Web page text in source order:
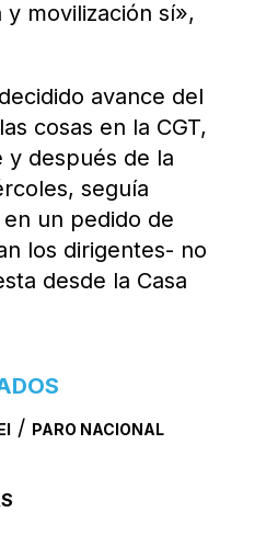
movilización sí»,
avance del
cosas en la CGT,
y después de la
seguía
un pedido de
los dirigentes- no
desde la Casa
/ PARO NACIONAL